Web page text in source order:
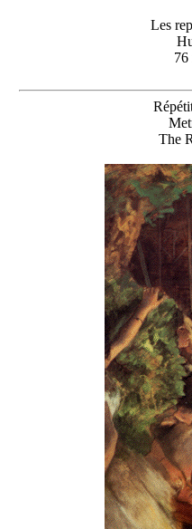
Les
76
The